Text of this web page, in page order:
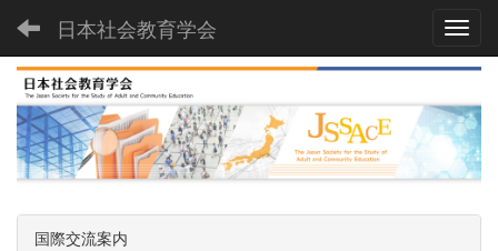
日本社会教育学会
国際交流案内